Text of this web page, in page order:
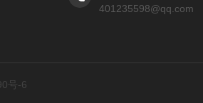
401235598@qq.com
号-6